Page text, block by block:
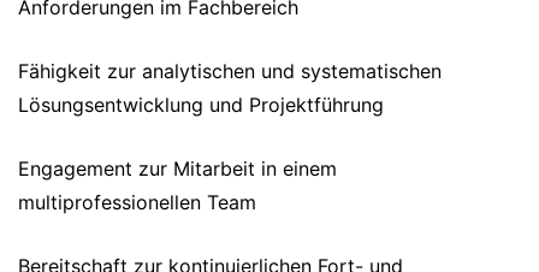
Anforderungen im Fachbereich
Fähigkeit zur analytischen und systematischen
Lösungsentwicklung und Projektführung
Engagement zur Mitarbeit in einem
multiprofessionellen Team
Bereitschaft zur kontinuierlichen Fort- und